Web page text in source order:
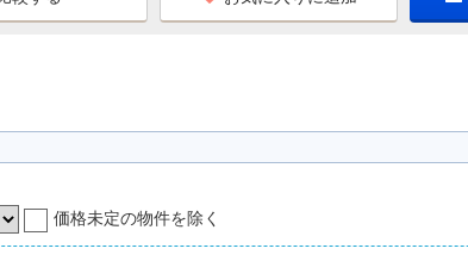
価格未定の物件を除く